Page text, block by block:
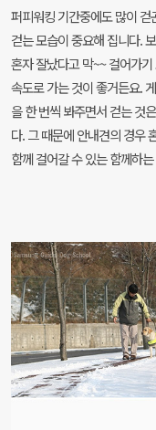
퍼피워킹 기간중에도 많이
걷는 모습이 중요해 집니다.
혼자 잘났다고 막~~ 걸어가
속도로 가는 것이 좋거든요.
을 한 번씩 봐주면서 걷는 것
다. 그 때문에 안내견의 경우
함께 걸어갈 수 있는 함께하